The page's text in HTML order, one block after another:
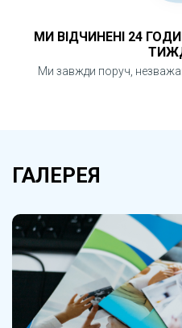
МИ ВІДЧИНЕНІ 24
Ми завжди поруч,
ГАЛЕРЕЯ